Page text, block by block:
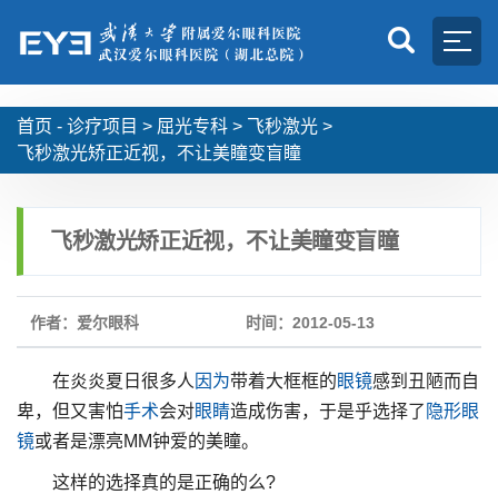
首页 - 诊疗项目 > 屈光专科 > 飞秒激光 >
飞秒激光矫正近视，不让美瞳变盲瞳
飞秒激光矫正近视，不让美瞳变盲瞳
作者：爱尔眼科 时间：2012-05-13
在炎炎夏日很多人 因为带着大框框的眼镜感到丑陋而自
卑，但又害怕手术会对眼睛造成伤害，于是乎选择了 隐形眼
镜或者是漂亮MM钟爱的美瞳。
这样的选择真的是正确的么?